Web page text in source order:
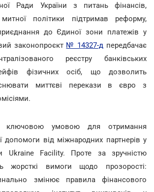
Ради України з питань фінансів,
політики підтримав реформу,
до Єдиної зони платежів у
законопроєкт № 14327-д передбачає
реєстру банківських
фізичних осіб, що дозволить
миттєві перекази в євро з
умовою для отримання
допомоги від міжнародних партнерів у
Ukraine Facility. Проте за зручністю
жорсткі вимоги щодо прозорості:
змінює правила фінансового